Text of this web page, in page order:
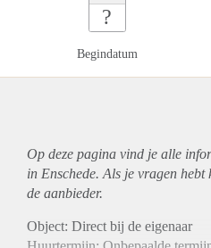
?
Begindatum
Op deze pagina vind je alle
in Enschede. Als je vragen
de aanbieder.
Object: Direct bij de eigenaar